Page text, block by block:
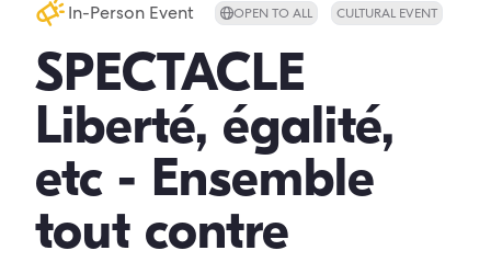
In-Person Event OPEN TO ALL CULTURAL EVENT
SPECTACLE
Liberté, égalité,
etc - Ensemble
tout contre